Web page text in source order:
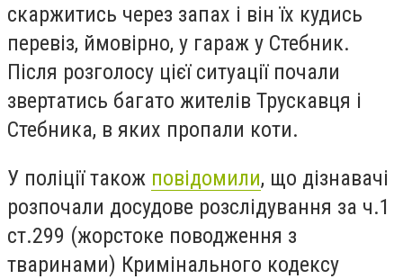
скаржитись через запах і він їх кудись
перевіз, ймовірно, у гараж у Стебник.
Після розголосу цієї ситуації почали
звертатись багато жителів Трускавця і
Стебника, в яких пропали коти.
У поліції також повідомили, що дізнавачі
розпочали досудове розслідування за ч.1
ст.299 (жорстоке поводження з
тваринами) Кримінального кодексу